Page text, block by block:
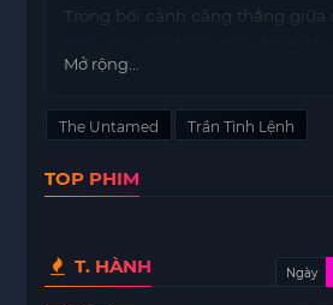
Trong bối cảnh căng thẳng giữa
mưu hiểm độc. Họ không chỉ
nhau khám phá những bí mật
khứ.
nên gay gắt, với những âm mưu
không ngừng nghỉ. Hai nhân
Mở rộng...
The Untamed Trần Tình Lệnh
TOP PHIM
T. HÀNH Ngày